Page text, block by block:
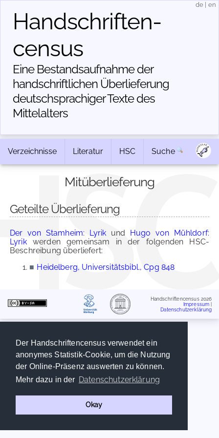
Der Handschriftencensus verwendet ein
anonymes Statistik-Cookie, um die Nutzung
der Online-Präsenz auswerten zu können.
Mehr dazu in der Datenschutzerklärung
Okay
Handschriften­
census
Eine Bestandsaufnahme der
handschriftlichen Über­lieferung
deutschsprachiger Texte des
Mittelalters
de en
Verzeichnisse Literatur HSC Suche
Mitüberlieferung
Geteilte Überlieferung
Der von Stamheim: Lyrik und Hugo von Mühldorf:
Lyrikwerden gemeinsam in der folgenden HSC-
Beschreibung überliefert:
■ Heidelberg, Universitätsbibl., Cpg 848
Handschriftencensus 2026
Impressum
Datenschutzerklärung